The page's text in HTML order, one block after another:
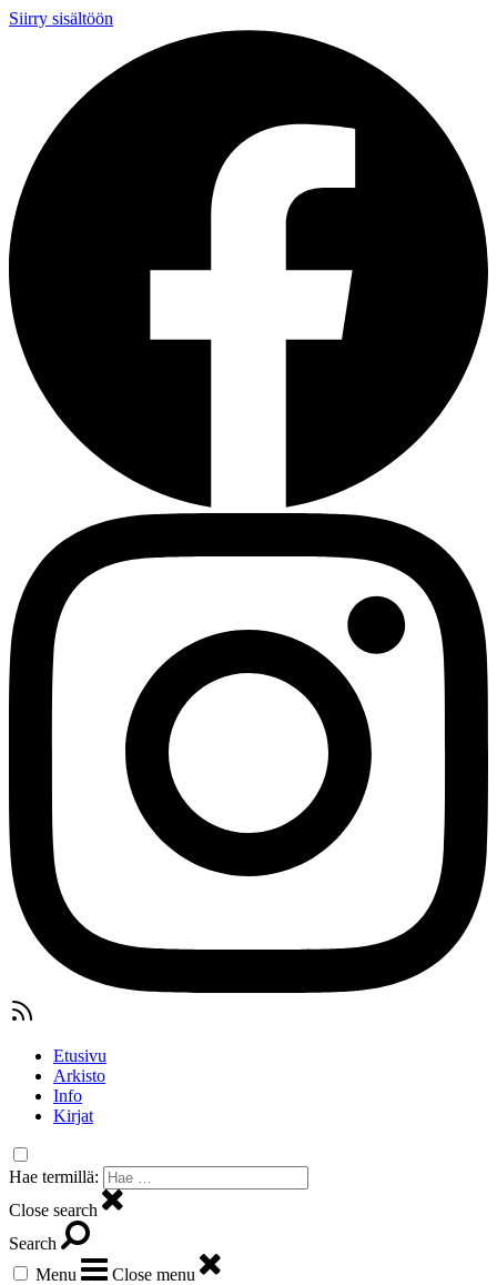
Siirry sisältöön
Etusivu
Arkisto
Info
Kirjat
Hae termillä:
Close search
Search
Menu
Close menu